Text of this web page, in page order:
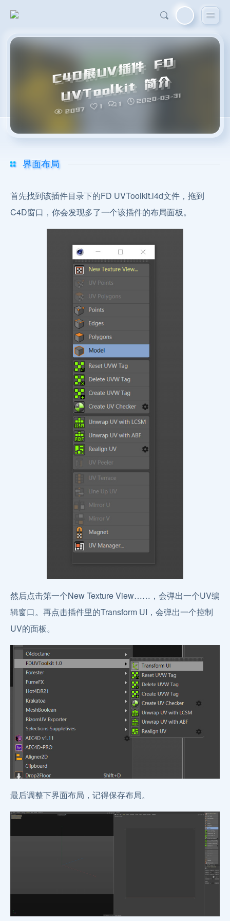
C
4
D
展
U
V
插
件
F
D
U
V
T
o
ol
kit
简
介
2097 1 1 2020-03-31
界面布局
首先找到该插件目录下的FD UVToolkit.l4d文件，拖到
C4D窗口，你会发现多了一个该插件的布局面板。
然后点击第一个New Texture View……，会弹出一个UV编
辑窗口。再点击插件里的Transform UI，会弹出一个控制
UV的面板。
最后调整下界面布局，记得保存布局。